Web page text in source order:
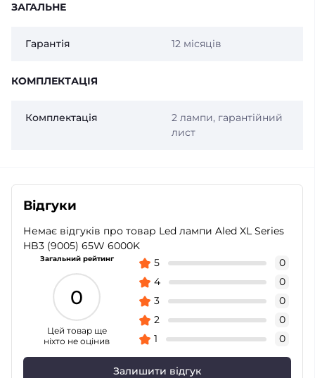
ЗАГАЛЬНЕ
Гарантія 12 місяців
КОМПЛЕКТАЦІЯ
Комплектація
2 лампи, гарантійний
лист
Відгуки
Немає відгуків про товар Led лампи Aled XL Series
HB3 (9005) 65W 6000K
Загальний рейтинг
0
Цей товар ще
ніхто не оцінив
5
0
4
0
3
0
2
0
1
0
Залишити відгук